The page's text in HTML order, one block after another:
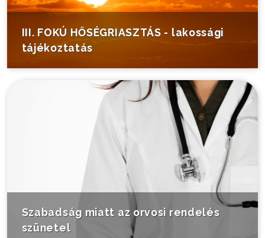
III. FOKÚ HŐSÉGRIASZTÁS - lakossági
tájékoztatás
Szabadság miatt az orvosi rendelés
szünetel